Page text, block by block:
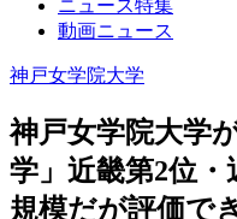
ニュース特集
動画ニュース
神戸女学院大学
神戸女学院大学
学」近畿第2位・
規模だが評価で